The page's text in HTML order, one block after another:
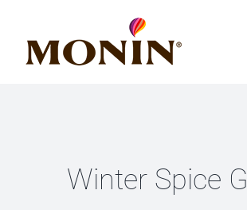
Inhalt
springen
Winter Spice